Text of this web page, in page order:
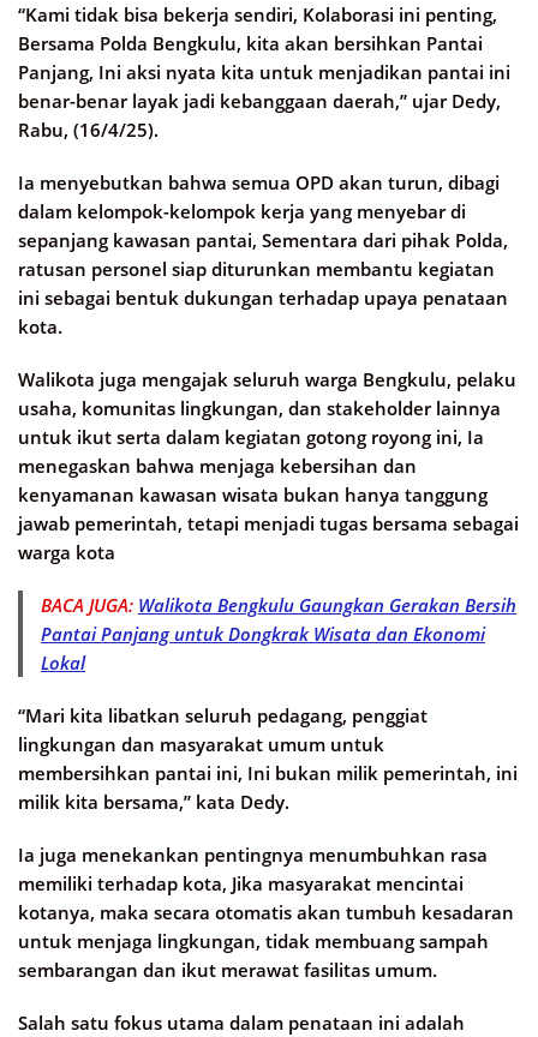
“Kami tidak bisa bekerja sendiri, Kolaborasi ini penting,
Bersama Polda Bengkulu, kita akan bersihkan Pantai
Panjang, Ini aksi nyata kita untuk menjadikan pantai ini
benar-benar layak jadi kebanggaan daerah,” ujar Dedy,
Rabu, (16/4/25).
Ia menyebutkan bahwa semua OPD akan turun, dibagi
dalam kelompok-kelompok kerja yang menyebar di
sepanjang kawasan pantai, Sementara dari pihak Polda,
ratusan personel siap diturunkan membantu kegiatan
ini sebagai bentuk dukungan terhadap upaya penataan
kota.
Walikota juga mengajak seluruh warga Bengkulu, pelaku
usaha, komunitas lingkungan, dan stakeholder lainnya
untuk ikut serta dalam kegiatan gotong royong ini, Ia
menegaskan bahwa menjaga kebersihan dan
kenyamanan kawasan wisata bukan hanya tanggung
jawab pemerintah, tetapi menjadi tugas bersama sebagai
warga kota
BACA JUGA: Walikota Bengkulu Gaungkan Gerakan Bersih
Pantai Panjang untuk Dongkrak Wisata dan Ekonomi
Lokal
“Mari kita libatkan seluruh pedagang, penggiat
lingkungan dan masyarakat umum untuk
membersihkan pantai ini, Ini bukan milik pemerintah, ini
milik kita bersama,” kata Dedy.
Ia juga menekankan pentingnya menumbuhkan rasa
memiliki terhadap kota, Jika masyarakat mencintai
kotanya, maka secara otomatis akan tumbuh kesadaran
untuk menjaga lingkungan, tidak membuang sampah
sembarangan dan ikut merawat fasilitas umum.
Salah satu fokus utama dalam penataan ini adalah